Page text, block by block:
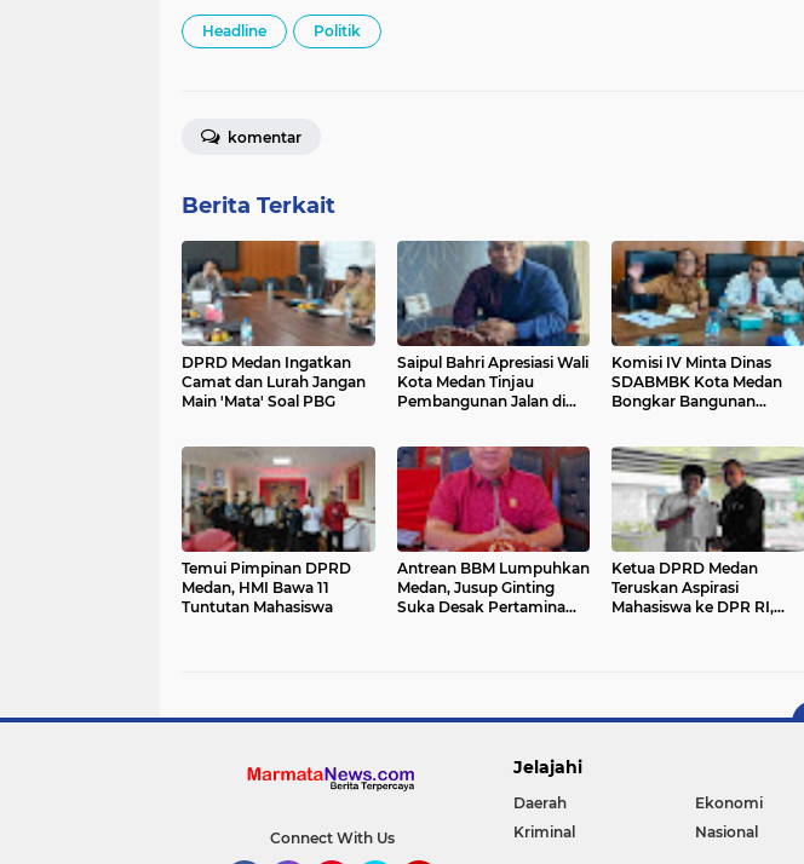
Headline Politik
komentar
Berita Terkait
DPRD Medan Ingatkan
Camat dan Lurah Jangan
Main 'Mata' Soal PBG
Saipul Bahri Apresiasi Wali
Kota Medan Tinjau
Pembangunan Jalan di
Komisi IV Minta Dinas
SDABMBK Kota Medan
Bongkar Bangunan
Temui Pimpinan DPRD
Medan, HMI Bawa 11
Tuntutan Mahasiswa
Antrean BBM Lumpuhkan
Medan, Jusup Ginting
Suka Desak Pertamina
Ketua DPRD Medan
Teruskan Aspirasi
Mahasiswa ke DPR RI,
Connect With Us
Jelajahi
Daerah Ekonomi
Kriminal
Nasional